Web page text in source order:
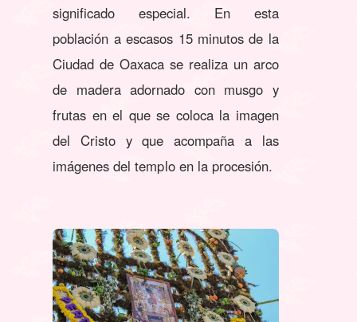
significado especial. En esta
población a escasos 15 minutos de la
Ciudad de Oaxaca se realiza un arco
de madera adornado con musgo y
frutas en el que se coloca la imagen
del Cristo y que acompaña a las
imágenes del templo en la procesión.